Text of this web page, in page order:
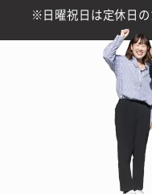
日曜祝日は定休日